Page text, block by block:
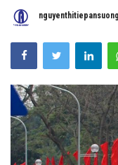
Thiết kế cải tạo
Gallery
Lái xe an toàn
Tin tức
Videos
Tin nóng MXH
nguyenthitiepansuong